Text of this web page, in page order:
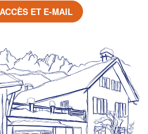
ACCÈS ET E-MAIL